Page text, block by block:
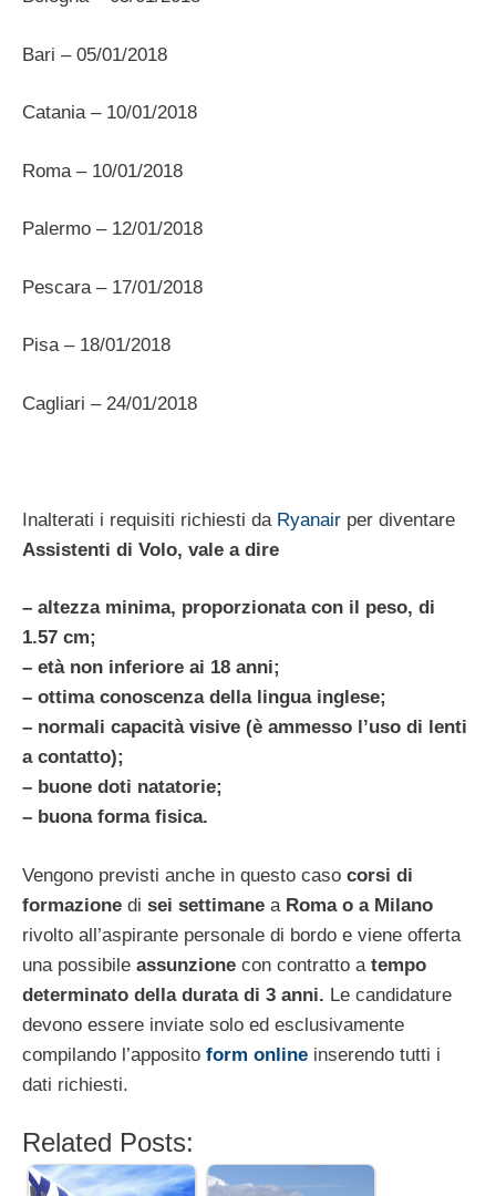
Bari – 05/01/2018
Catania – 10/01/2018
Roma – 10/01/2018
Palermo – 12/01/2018
Pescara – 17/01/2018
Pisa – 18/01/2018
Cagliari – 24/01/2018
Inalterati i requisiti richiesti da Ryanair per diventare
Assistenti di Volo, vale a dire
– altezza minima, proporzionata con il peso, di
1.57 cm;
– età non inferiore ai 18 anni;
– ottima conoscenza della lingua inglese;
– normali capacità visive (è ammesso l’uso di lenti
a contatto);
– buone doti natatorie;
– buona forma fisica.
Vengono previsti anche in questo caso corsi di
formazione di sei settimane a Roma o a Milano
rivolto all’aspirante personale di bordo e viene offerta
una possibile assunzione con contratto a tempo
determinato della durata di 3 anni. Le candidature
devono essere inviate solo ed esclusivamente
compilando l’apposito form online inserendo tutti i
dati richiesti.
Related Posts: